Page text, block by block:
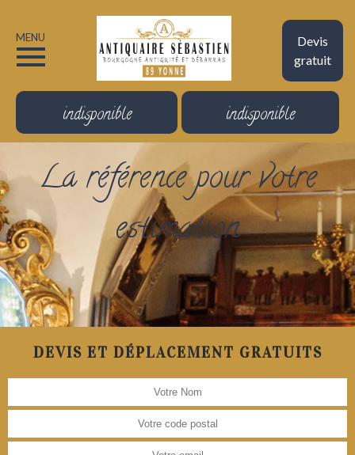
Devis
gratuit
MENU
indisponible indisponible
La référence pour votre
estimation
DEVIS ET DÉPLACEMENT GRATUITS